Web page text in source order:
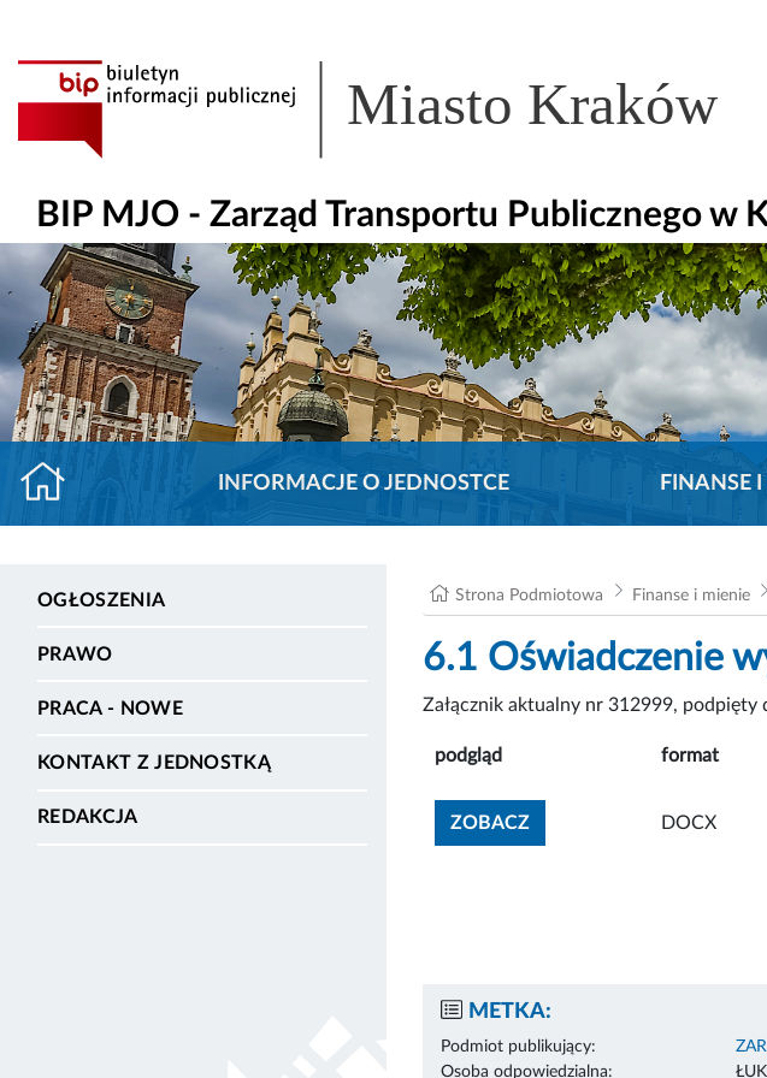
Miasto Kraków
BIP MJO - Zarząd Transportu Publicznego w
INFORMACJE O JEDNOSTCE FINANSE
OGŁOSZENIA
PRAWO
PRACA - NOWE
KONTAKT Z JEDNOSTKĄ
REDAKCJA
Strona Podmiotowa Finanse i mienie
6.1 Oświadczenie
Załącznik aktualny nr 312999, podpięty
podgląd format
ZOBACZZOBACZ ZAŁĄCZNIK
DOCX
METKA:
Podmiot publikujący:
Osoba odpowiedzialna: